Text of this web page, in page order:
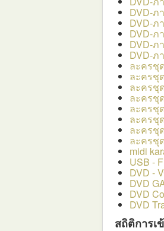
DVD-
DVD-ภ
DVD-ภ
DVD-ภ
DVD-ภ
ละครชุ
ละครชุ
ละครชุ
ละครชุ
ละครชุ
ละครชุ
ละครชุ
ละครชุ
midi
USB -
DVD -
DVD
DVD
DVD
สถิติการเ